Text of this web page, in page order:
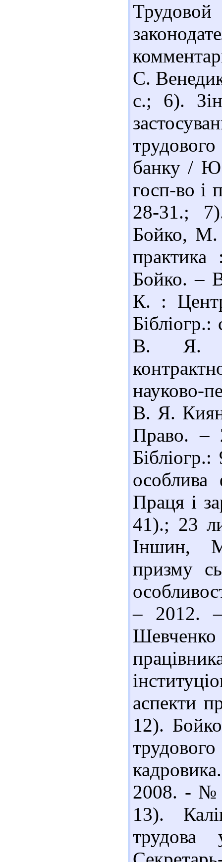
С.
с.; 6).
банку /
госп-во
28-31.;
Бойко, М.
Бойко. –
К. :
В. Я.
науково-
В. Я. Киян
Право.
Праця і
41).; 23
Іншин,
призму
– 2012.
аспекти
12).
2008. -
13).